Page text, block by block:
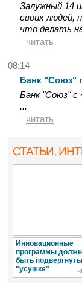
Залужный 14
своих людей,
что делать
читать
08:14
Банк "Союз"
Банк "Союз" с
...
читать
СТАТЬИ,
Инновационные
программы
быть подвергнуты
"усушке"